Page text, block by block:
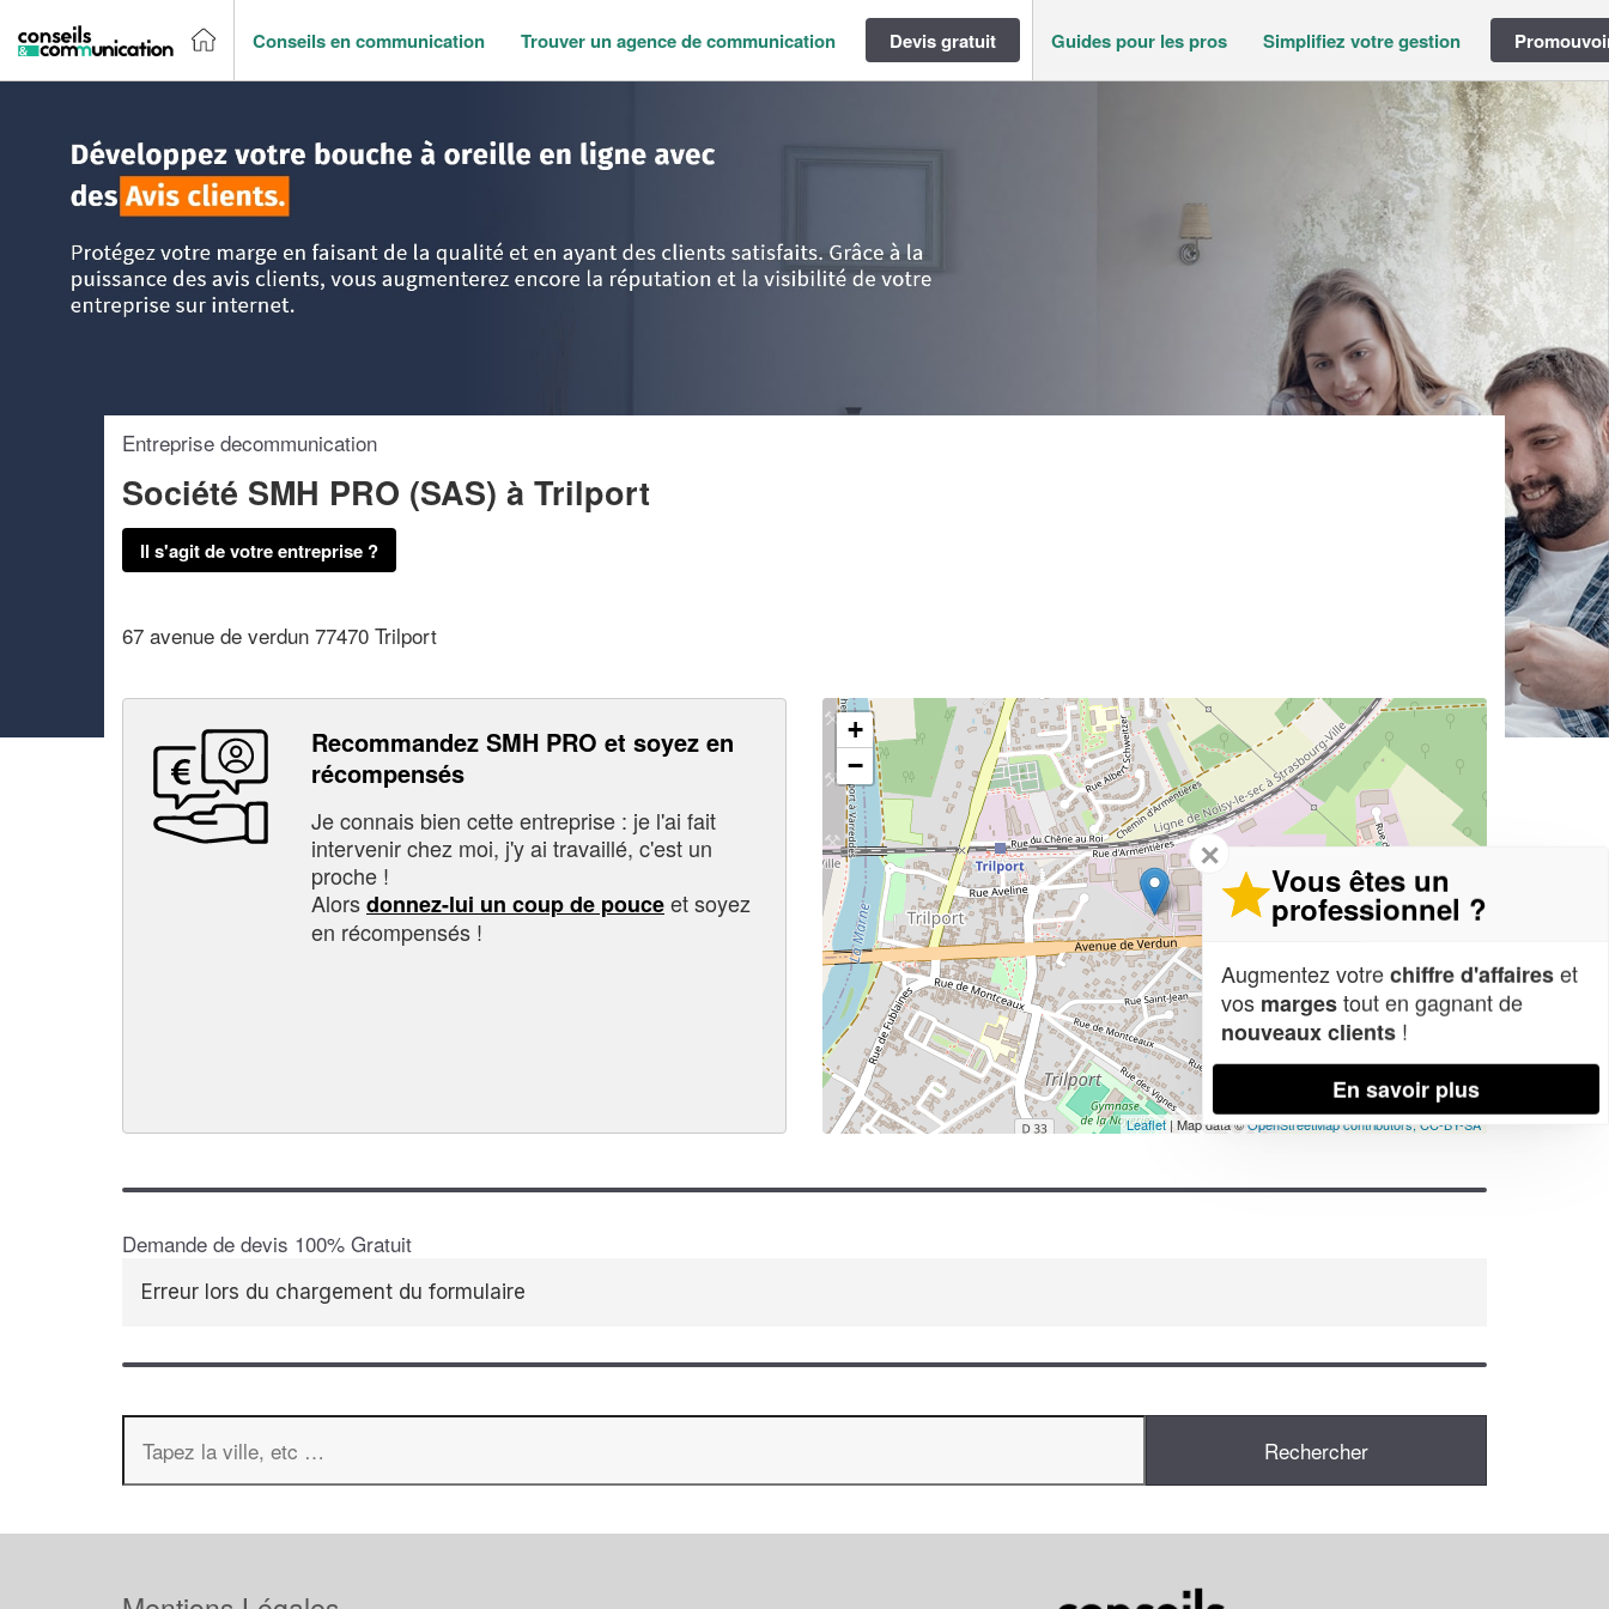
Conseils en communication Trouver un agence de communication Devis gratuit Guides pour les pros Simplifiez votre gestion
Entreprise decommunication
Société SMH PRO (SAS) à Trilport
Il s'agit de votre entreprise ?
67 avenue de verdun 77470 Trilport
Recommandez SMH PRO et soyez en
récompensés
Je connais bien cette entreprise : je l'ai fait
intervenir chez moi, j'y ai travaillé, c'est un
proche !
Alorsdonnez-lui un coup de pouceet soyez
en récompensés !
+
−
Leaflet | Map data ©OpenStreetMap contributors,CC-BY-SA
Demande de devis 100% Gratuit
Erreur lors du chargement du formulaire
✕
Vous êtes un
professionnel ?
Augmentez votrechiffre d'affaireset
vos margestout en gagnant de
nouveaux clients !
En savoir plus